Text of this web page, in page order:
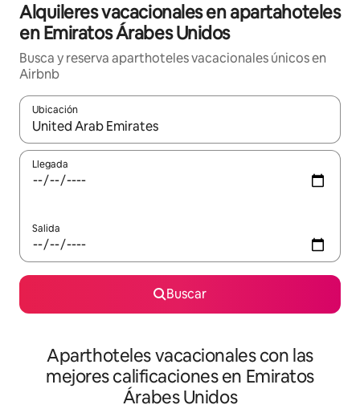
Alquileres vacacionales en apartahoteles
en Emiratos Árabes Unidos
Busca y reserva aparthoteles vacacionales únicos en
Airbnb
Ubicación
Cuando los resultados estén disponibles, navega con las
Llegada
Salida
Buscar
Aparthoteles vacacionales con las
mejores calificaciones en Emiratos
Árabes Unidos